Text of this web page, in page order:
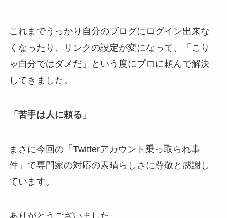
これまでうっかり自分のブログにログイン出来な
くなったり、リンクの設定が変になって、「こり
ゃ自分ではダメだ」という度にプロに頼んで解決
してきました。
「苦手は人に頼る」
まさに今回の「Twitterアカウント乗っ取られ事
件」で専門家の対応の素晴らしさに尊敬と感謝し
ています。
ありがとうございました。